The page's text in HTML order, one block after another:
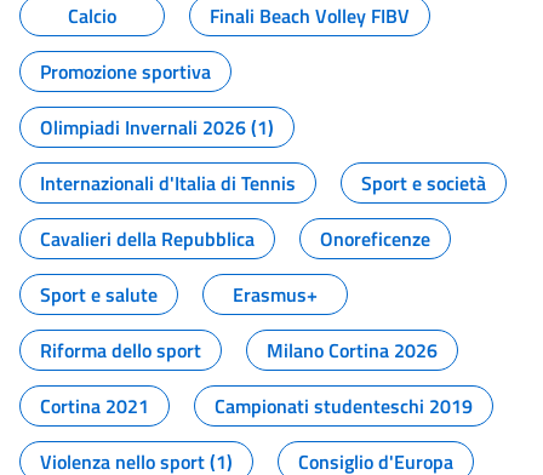
Calcio
Finali Beach Volley FIBV
Promozione sportiva
Olimpiadi Invernali 2026 (1)
Internazionali d'Italia di Tennis
Sport e società
Cavalieri della Repubblica
Onoreficenze
Sport e salute
Erasmus+
Riforma dello sport
Milano Cortina 2026
Cortina 2021
Campionati studenteschi 2019
Violenza nello sport (1)
Consiglio d'Europa